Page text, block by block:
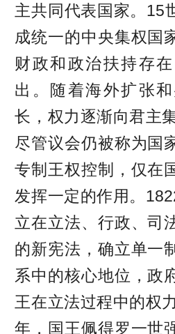
主共同代表国家。15
成统一的中央集权国
财政和政治扶持存
出。随着海外扩张
长，权力逐渐向君主
尽管议会仍被称为国
专制王权控制，仅在
发挥一定的作用。
立在立法、行政、司
的新宪法，确立单一
系中的核心地位，政
王在立法过程中的权
年，国王佩得罗一世